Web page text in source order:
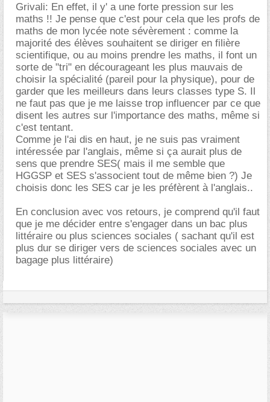
Grivali: En effet, il y' a une forte pression sur les
maths !! Je pense que c'est pour cela que les profs de
maths de mon lycée note sévèrement : comme la
majorité des élèves souhaitent se diriger en filière
scientifique, ou au moins prendre les maths, il font un
sorte de "tri" en décourageant les plus mauvais de
choisir la spécialité (pareil pour la physique), pour de
garder que les meilleurs dans leurs classes type S. Il
ne faut pas que je me laisse trop influencer par ce que
disent les autres sur l'importance des maths, même si
c'est tentant.
Comme je l'ai dis en haut, je ne suis pas vraiment
intéressée par l'anglais, même si ça aurait plus de
sens que prendre SES( mais il me semble que
HGGSP et SES s'associent tout de même bien ?) Je
choisis donc les SES car je les préfèrent à l'anglais..
En conclusion avec vos retours, je comprend qu'il faut
que je me décider entre s'engager dans un bac plus
littéraire ou plus sciences sociales ( sachant qu'il est
plus dur se diriger vers de sciences sociales avec un
bagage plus littéraire)